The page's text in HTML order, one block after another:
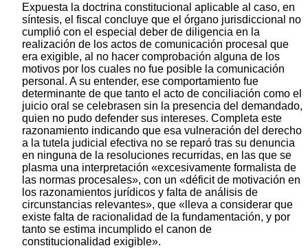
Expuesta la doctrina constitucional aplicable al caso, en
síntesis, el fiscal concluye que el órgano jurisdiccional no
cumplió con el especial deber de diligencia en la
realización de los actos de comunicación procesal que
era exigible, al no hacer comprobación alguna de los
motivos por los cuales no fue posible la comunicación
personal. A su entender, ese comportamiento fue
determinante de que tanto el acto de conciliación como el
juicio oral se celebrasen sin la presencia del demandado,
quien no pudo defender sus intereses. Completa este
razonamiento indicando que esa vulneración del derecho
a la tutela judicial efectiva no se reparó tras su denuncia
en ninguna de la resoluciones recurridas, en las que se
plasma una interpretación «excesivamente formalista de
las normas procesales», con un «déficit de motivación en
los razonamientos jurídicos y falta de análisis de
circunstancias relevantes», que «lleva a considerar que
existe falta de racionalidad de la fundamentación, y por
tanto se estima incumplido el canon de
constitucionalidad exigible».